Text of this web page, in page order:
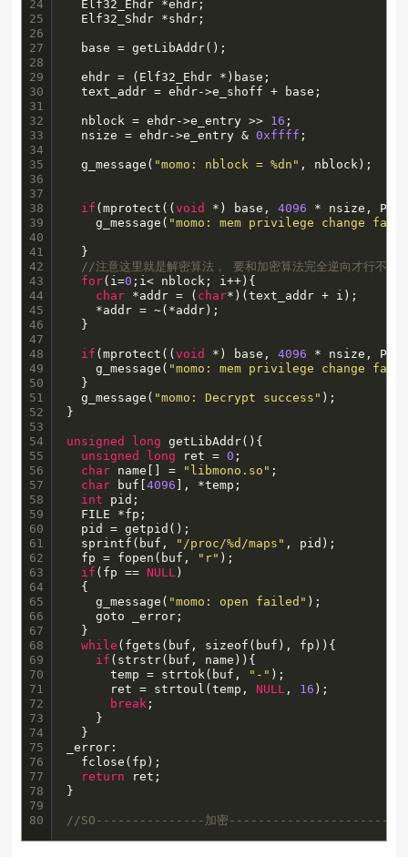
24
25
26
27
28
29
30
31
32
33
34
35
36
37
38
39
40
41
42
43
44
45
46
47
48
49
50
51
52
53
54
55
56
57
58
59
60
61
62
63
64
65
66
67
68
69
70
71
72
73
74
75
76
77
78
79
80
  Elf32_Ehdr *ehdr;
  Elf32_Shdr *shdr;
  base = getLibAddr();
  ehdr = (Elf32_Ehdr *)base;
  text_addr = ehdr->e_shoff + base;
  nblock = ehdr->e_entry >>
16 ;
  nsize = ehdr->e_entry &
0xffff ;
  g_message(
"momo: nblock = %dn" , nblock);
if (mprotect((void *) base, 4096 * nsize,
    g_message(
"momo: mem privilege change
  }
//注意这里就是解密算法， 要和加密算法完全逆向才行不然
for(i=0 ;i< nblock; i++){
char *addr = ( char*)(text_addr + i);
    *addr = ~(*addr);
  }
if (mprotect((void *) base, 4096 * nsize,
    g_message(
"momo: mem privilege change
  }
  g_message(
"momo: Decrypt success" );
}
unsigned long getLibAddr(){
unsigned
long ret = 0 ;
char name[] = "libmono.so" ;
char buf[4096 ], *temp;
int pid;
  FILE *fp;
  pid = getpid();
  sprintf(buf,
"/proc/%d/maps" , pid);
  fp = fopen(buf,
"r" );
if (fp == NULL )
  {
    g_message(
"momo: open failed" );
    goto _error;
  }
while (fgets(buf, sizeof(buf), fp)){
if (strstr(buf, name)){
      temp = strtok(buf,
"-" );
      ret = strtoul(temp,
NULL , 16 );
break ;
    }
  }
_error:
  fclose(fp);
return ret;
}
//SO---------------加密----------------------